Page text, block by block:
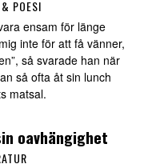
POESI
ensam för länge
inte för att få vänner,
så svarade han när
så ofta åt sin lunch
matsal.
oavhängighet